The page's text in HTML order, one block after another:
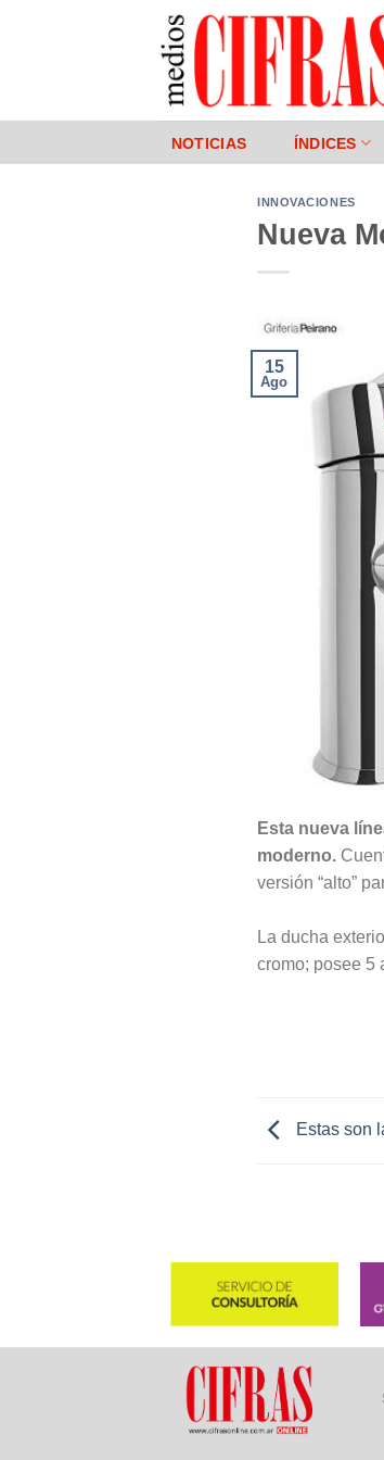
NOTICIAS ÍNDICES
INNOVACIONES
Nueva
15
Ago
Esta nueva
moderno.
versión “alto”
La ducha
cromo; posee 5
Estas son